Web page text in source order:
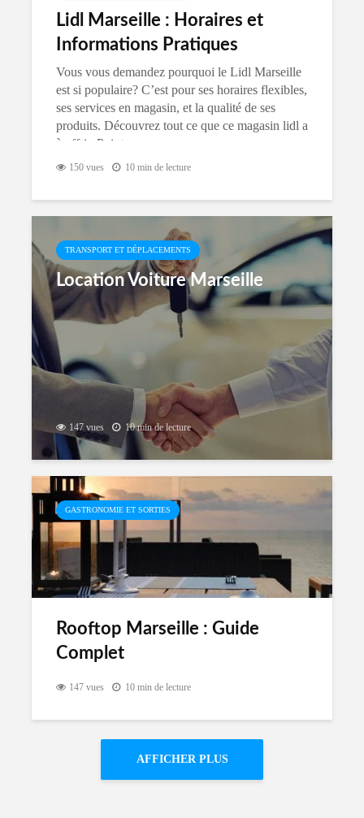
Lidl Marseille : Horaires et
Informations Pratiques
Vous vous demandez pourquoi le Lidl Marseille
est si populaire? C’est pour ses horaires flexibles,
ses services en magasin, et la qualité de ses
produits. Découvrez tout ce que ce magasin lidl a
à offrir. Points...
150 vues 10 min de lecture
TRANSPORT ET DÉPLACEMENTS
Location Voiture Marseille
147 vues 10 min de lecture
GASTRONOMIE ET SORTIES
Rooftop Marseille : Guide
Complet
147 vues 10 min de lecture
AFFICHER PLUS